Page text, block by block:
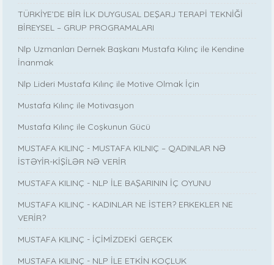
TÜRKİYE’DE BİR İLK DUYGUSAL DEŞARJ TERAPİ TEKNİĞİ
BİREYSEL – GRUP PROGRAMALARI
Nlp Uzmanları Dernek Başkanı Mustafa Kılınç ile Kendine
İnanmak
Nlp Lideri Mustafa Kılınç ile Motive Olmak İçin
Mustafa Kılınç ile Motivasyon
Mustafa Kılınç ile Coşkunun Gücü
MUSTAFA KILINÇ - MUSTAFA KILNIÇ – QADINLAR NƏ
İSTƏYİR-KİŞİLƏR NƏ VERİR
MUSTAFA KILINÇ - NLP İLE BAŞARININ İÇ OYUNU
MUSTAFA KILINÇ - KADINLAR NE İSTER? ERKEKLER NE
VERİR?
MUSTAFA KILINÇ - İÇİMİZDEKİ GERÇEK
MUSTAFA KILINÇ - NLP İLE ETKİN KOÇLUK